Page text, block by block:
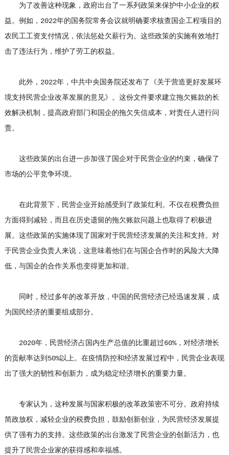
为了改善这种现象，政府出台了一系列政策来保护中小企业的权
益。例如，2022年的国务院常务会议就明确要求核查国企工程项目的
农民工工资支付情况，依法惩处欠薪行为。这些政策的实施有效地打
击了违法行为，维护了劳工的权益。
此外，2022年，中共中央国务院还发布了《关于营造更好发展环
境支持民营企业改革发展的意见》。这份文件要求建立拖欠账款的长
效解决机制，提高政府部门和国企的拖欠失信成本，对责任人进行问
责。
这些政策的出台进一步加强了国企对于民营企业的约束，确保了
市场的公平竞争环境。
在此背景下，民营企业开始感受到了政策红利。不仅在税费负担
方面得到减轻，而且在历史遗留的拖欠账款问题上也取得了积极进
展。这些政策的实施体现了国家对于民营经济发展的关注和支持。对
于民营企业负责人来说，这意味着他们在与国企合作时的风险大大降
低，与国企的合作关系也变得更加和谐。
同时，经过多年的改革开放，中国的民营经济已经迅速发展，成
为国民经济的重要组成部分。
2020年，民营经济占国内生产总值的比重超过60%，对经济增长
的贡献率达到50%以上。在疫情防控和经济发展过程中，民营企业表现
出了强大的韧性和创新力，成为稳定经济增长的重要力量。
专家认为，这种发展与国家积极的改革政策密不可分。政府持续
简政放权，减轻企业的税费负担，鼓励创新创业，为民营经济发展提
供了强有力的支持。这些政策的出台激发了民营企业的创新活力，也
提升了民营企业家的获得感和幸福感。